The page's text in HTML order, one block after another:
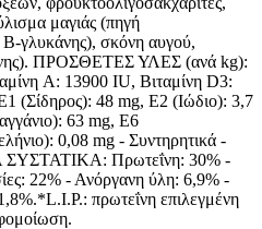
μαγιάς (πηγή
Β-γλυκάνης), σκόνη αυγού,
ΠΡΟΣΘΕΤΕΣ ΥΛΕΣ (ανά kg):
A: 13900 IU, Βιταμίνη D3:
(Σίδηρος): 48 mg, E2 (Ιώδιο): 3,7
63 mg, E6
0,08 mg - Συντηρητικά -
ΣΥΣΤΑΤΙΚΑ: Πρωτεΐνη: 30% -
22% - Ανόργανη ύλη: 6,9% -
πρωτεΐνη επιλεγμένη